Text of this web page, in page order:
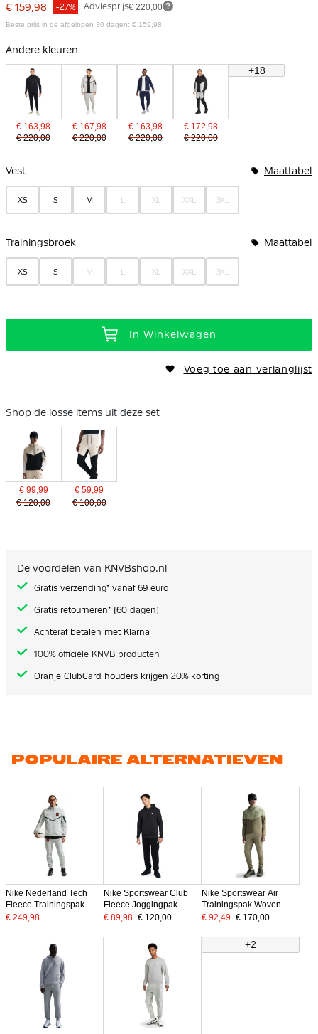
begin
van
gallerij
€ 159,98
Adviesprijs€ 220,00
-27%
Beste prijs in de afgelopen 30 dagen: € 159,98
Andere kleuren
€ 163,98
€ 220,00
€ 167,98
€ 220,00
€ 163,98
€ 220,00
€ 172,98
€ 220,00
+18
Vest Maattabel
XS S M L XL XXL 3XL
Trainingsbroek Maattabel
XS S M L XL XXL 3XL
In Winkelwagen
Voeg toe aan verlanglijst
Shop de losse items uit deze set
€ 99,99
€ 120,00
€ 59,99
€ 100,00
De voordelen van KNVBshop.nl
Gratis verzending* vanaf 69 euro
Gratis retourneren* (60 dagen)
Achteraf betalen met Klarna
100% officiële KNVB producten
Oranje ClubCard houders krijgen 20% korting
POPULAIRE ALTERNATIEVEN
Nike Nederland Tech
Fleece Trainingspak
2026-2028 Lichtgrijs
€ 249,98
Nike Sportswear Club
Fleece Joggingpak
Hooded Zwart Wit
€ 89,98 € 120,00
Nike Sportswear Air
Trainingspak Woven
Full-Zip Olijfgroen Groen
€ 92,49 € 170,00
+2